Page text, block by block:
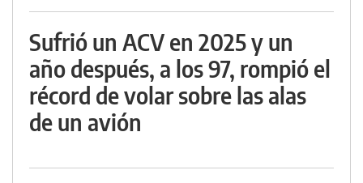
Sufrió un ACV en 2025 y un
año después, a los 97, rompió el
récord de volar sobre las alas
de un avión